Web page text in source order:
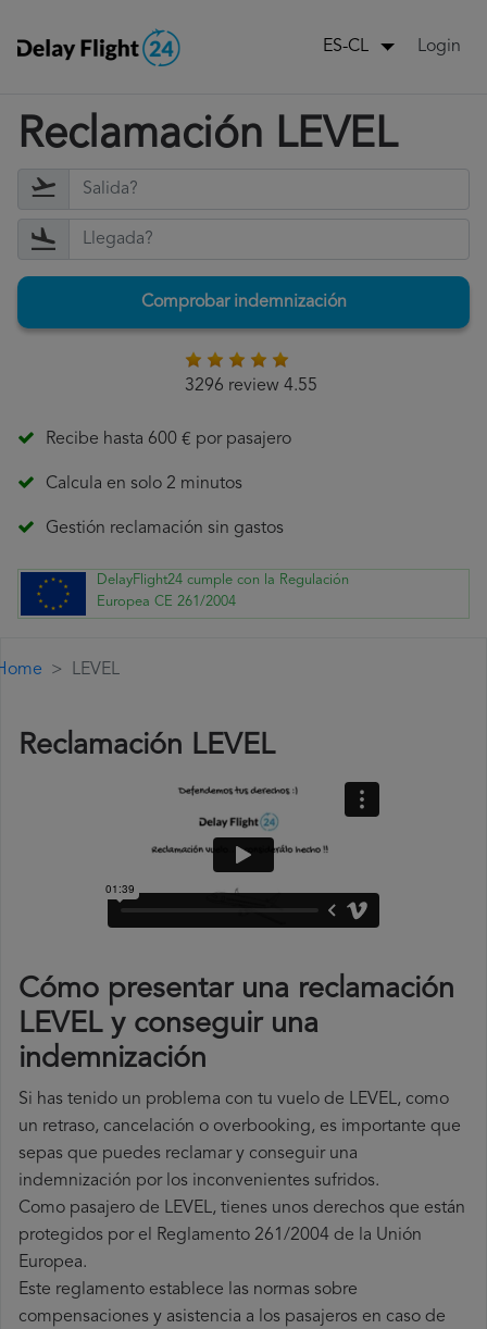
ES-CL Login
Reclamación LEVEL
Comprobar indemnización
3296 review 4.55
Recibe hasta 600 € por pasajero
Calcula en solo 2 minutos
Gestión reclamación sin gastos
DelayFlight24 cumple con la Regulación
Europea CE 261/2004
LEVEL
Reclamación LEVEL
Cómo presentar una reclamación
LEVEL y conseguir una
indemnización
Si has tenido un problema con tu vuelo de LEVEL, como
un retraso, cancelación o overbooking, es importante que
sepas que puedes reclamar y conseguir una
indemnización por los inconvenientes sufridos.
Como pasajero de LEVEL, tienes unos derechos que están
protegidos por el Reglamento 261/2004 de la Unión
Europea.
Este reglamento establece las normas sobre
compensaciones y asistencia a los pasajeros en caso de